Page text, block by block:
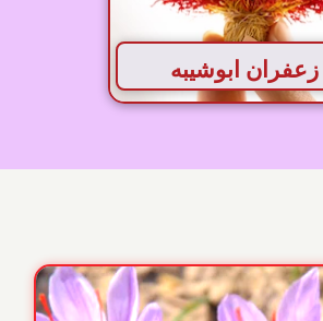
زعفران ابوشیبه